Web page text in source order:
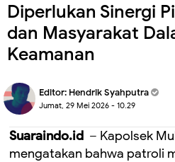
Diperlukan Sinergi
dan Masyarakat
Keamanan
Editor: Hendrik Syahputra
Jumat, 29 Mei 2026 - 10.29
Suaraindo.id – Kapolsek
mengatakan bahwa patroli